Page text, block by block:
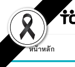
content
หน้าหลัก